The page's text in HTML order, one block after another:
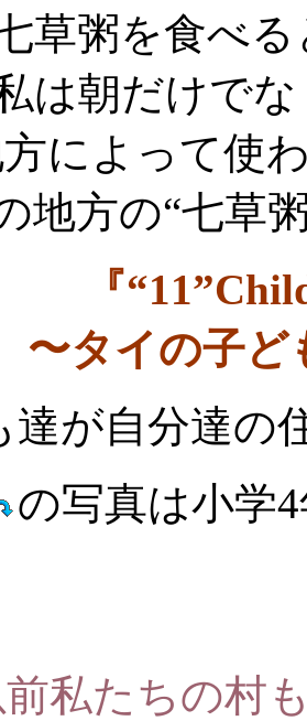
草粥を食べ
は朝だけで
によって使
地方の“七草
『
〜タイの子ど
達が自分達の
の写真は小学
前私たちの村